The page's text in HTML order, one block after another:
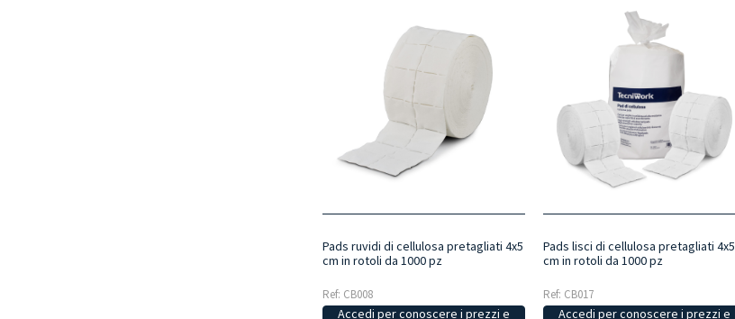
Pads ruvidi di cellulosa pretagliati 4x5
cm in rotoli da 1000 pz
Ref: CB008
Accedi per conoscere i prezzi e
Pads lisci di cellulosa pretagliati 4x5
cm in rotoli da 1000 pz
Ref: CB017
Accedi per conoscere i prezzi e